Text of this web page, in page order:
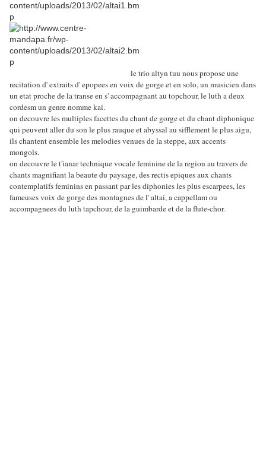
le trio altyn tuu nous propose une
recitation d' extraits d' epopees en voix de gorge et en solo, un musicien dans
un etat proche de la transe en s' accompagnant au topchour, le luth a deux
cordesm un genre nomme kai.
on decouvre les multiples facettes du chant de gorge et du chant diphonique
qui peuvent aller du son le plus rauque et abyssal au sifflement le plus aigu,
ils chantent ensemble les melodies venues de la steppe, aux accents
mongols.
on decouvre le t'ianar technique vocale feminine de la region au travers de
chants magnifiant la beaute du paysage, des rectis epiques aux chants
contemplatifs feminins en passant par les diphonies les plus escarpees, les
fameuses voix de gorge des montagnes de l' altai, a cappellam ou
accompagnees du luth tapchour, de la guimbarde et de la flute-chor.